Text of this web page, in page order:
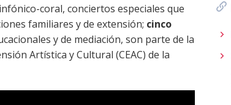
coral, conciertos especiales que
familiares y de extensión; cinco
y de mediación, son parte de la
Artística y Cultural (CEAC) de la